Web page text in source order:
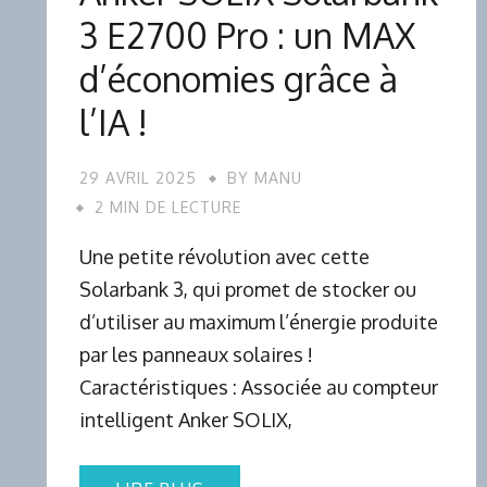
3 E2700 Pro : un MAX
d’économies grâce à
l’IA !
29 AVRIL 2025 BY MANU
2 MIN DE LECTURE
Une petite révolution avec cette
Solarbank 3, qui promet de stocker ou
d’utiliser au maximum l’énergie produite
par les panneaux solaires !
Caractéristiques : Associée au compteur
intelligent Anker SOLIX,